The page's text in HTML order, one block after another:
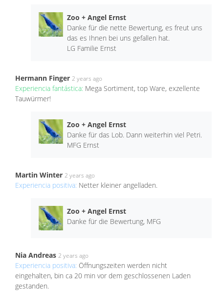
Zoo + Angel Ernst
Danke für die nette Bewertung, es freut uns
das es Ihnen bei uns gefallen hat.
LG Familie Ernst
Hermann Finger 2 years ago
Experiencia fantástica: Mega Sortiment, top Ware, exzellente
Tauwürmer!
Zoo + Angel Ernst
Danke für das Lob. Dann weiterhin viel Petri.
MFG Ernst
Martin Winter 2 years ago
Experiencia positiva: Netter kleiner angelladen.
Zoo + Angel Ernst
Danke für die Bewertung, MFG
Nia Andreas 2 years ago
Experiencia positiva: Öffnungszeiten werden nicht
eingehalten, bin ca 20 min vor dem geschlossenen Laden
gestanden.